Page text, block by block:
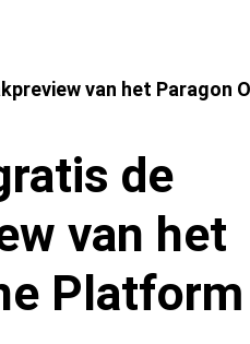
van het Paragon
de
van het
Platform